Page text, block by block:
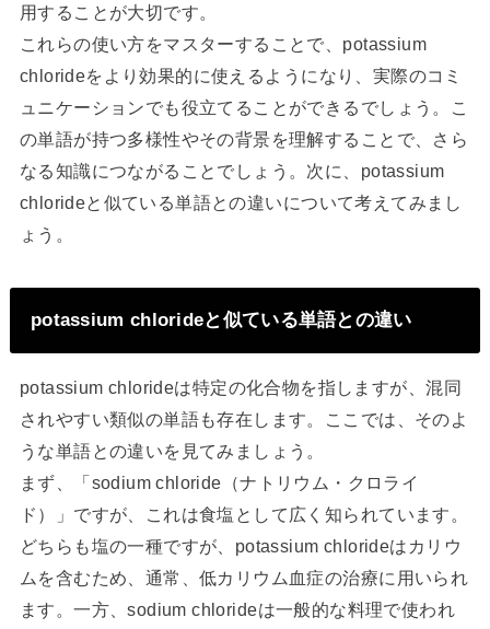
用することが大切です。
これらの使い方をマスターすることで、potassium
chlorideをより効果的に使えるようになり、実際のコミ
ュニケーションでも役立てることができるでしょう。こ
の単語が持つ多様性やその背景を理解することで、さら
なる知識につながることでしょう。次に、potassium
chlorideと似ている単語との違いについて考えてみまし
ょう。
potassium chlorideと似ている単語との違い
potassium chlorideは特定の化合物を指しますが、混同
されやすい類似の単語も存在します。ここでは、そのよ
うな単語との違いを見てみましょう。
まず、「sodium chloride（ナトリウム・クロライ
ド）」ですが、これは食塩として広く知られています。
どちらも塩の一種ですが、potassium chlorideはカリウ
ムを含むため、通常、低カリウム血症の治療に用いられ
ます。一方、sodium chlorideは一般的な料理で使われ